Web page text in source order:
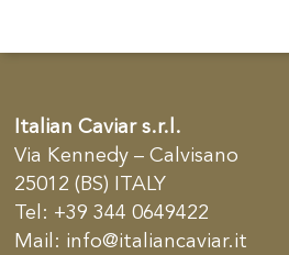
Italian Caviar s.r.l.
Via Kennedy – Calvisano
25012 (BS) ITALY
Tel: +39 344 0649422
Mail: info@italiancaviar.it